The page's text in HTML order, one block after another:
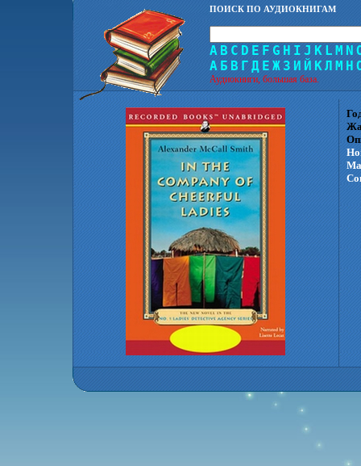
ПОИСК ПО АУДИОКНИГАМ
A B C D E F G H I J K L M N
А Б В Г Д Е Ж З И Й КЛ М Н
Аудиокниги, большая база.